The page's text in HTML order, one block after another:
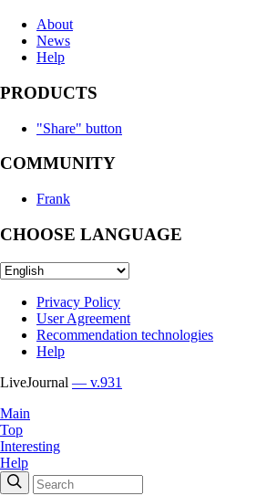
About
News
Help
PRODUCTS
"Share" button
COMMUNITY
Frank
CHOOSE LANGUAGE
Privacy Policy
User Agreement
Recommendation technologies
Help
LiveJournal — v.931
Main
Top
Interesting
Help